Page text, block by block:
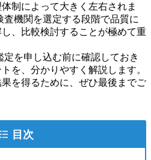
制によって大きく左右されま
機関を選定する段階で品質に
、比較検討することが極めて重
を申し込む前に確認しておき
を、分かりやすく解説します。
を得るために、ぜひ最後までご
目次